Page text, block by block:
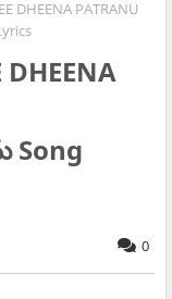
DHEENA PATRANU
Song
0